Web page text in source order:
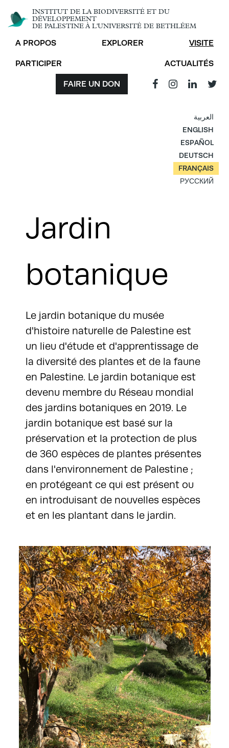
INSTITUT DE LA BIODIVERSITÉ ET DU
DÉVELOPPEMENT
DE PALESTINE À L'UNIVERSITÉ DE BETHLÉEM
A PROPOS EXPLORER VISITE
PARTICIPER ACTUALITÉS
FAIRE UN DON
العربية
ENGLISH
ESPAÑOL
DEUTSCH
FRANÇAIS
РУССКИЙ
Jardin
botanique
Le jardin botanique du musée
d'histoire naturelle de Palestine est
un lieu d'étude et d'apprentissage de
la diversité des plantes et de la faune
en Palestine. Le jardin botanique est
devenu membre du Réseau mondial
des jardins botaniques en 2019. Le
jardin botanique est basé sur la
préservation et la protection de plus
de 360 espèces de plantes présentes
dans l'environnement de Palestine ;
en protégeant ce qui est présent ou
en introduisant de nouvelles espèces
et en les plantant dans le jardin.